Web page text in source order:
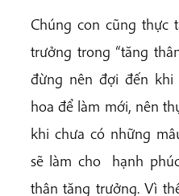
Chúng con cũng thực
trưởng trong “tăng
đừng nên đợi đến
hoa để làm mới, nên
khi chưa có những
sẽ làm cho hạnh
thân tăng trưởng. Vì